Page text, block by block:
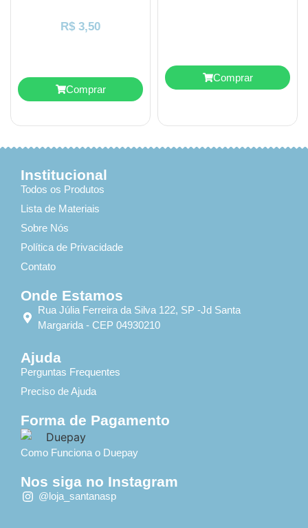
R$ 3,50
Comprar
Comprar
Institucional
Todos os Produtos
Lista de Materiais
Sobre Nós
Política de Privacidade
Contato
Onde Estamos
Rua Júlia Ferreira da Silva 122, SP -Jd Santa
Margarida - CEP 04930210
Ajuda
Perguntas Frequentes
Preciso de Ajuda
Forma de Pagamento
Como Funciona o Duepay
Nos siga no Instagram
@loja_santanasp